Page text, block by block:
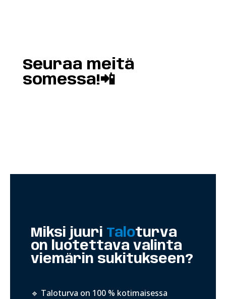
Seuraa meitä
somessa!📲
Miksi juuri Taloturva
on luotettava valinta
viemärin sukitukseen?
🔹 Taloturva on 100 % kotimaisessa